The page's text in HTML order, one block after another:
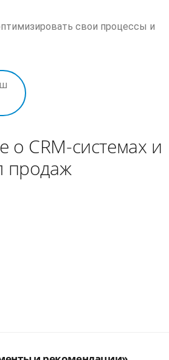
свои процессы и
CRM-системах и
продаж